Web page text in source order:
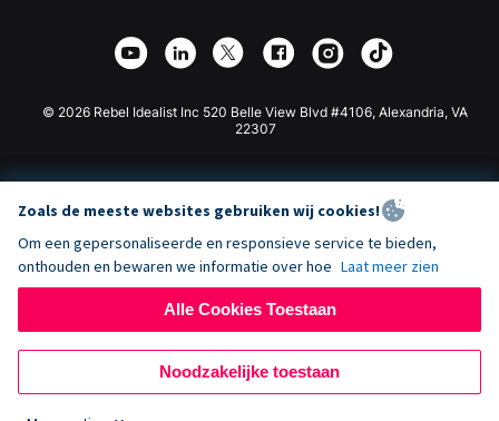
Affiliate Partnerschap
Webflow Donatie App
Joomla Donatie
© 2026 Rebel Idealist Inc 520 Belle View Blvd #4106, Alexandria, VA
22307
Zoals de meeste websites gebruiken wij cookies!
Om een gepersonaliseerde en responsieve service te bieden,
onthouden en bewaren we informatie over hoe Laat meer zien
Alle Cookies Toestaan
Noodzakelijke toestaan